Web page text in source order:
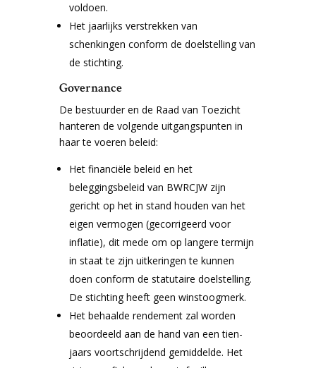
voldoen.
Het jaarlijks verstrekken van
schenkingen conform de doelstelling van
de stichting.
Governance
De bestuurder en de Raad van Toezicht
hanteren de volgende uitgangspunten in
haar te voeren beleid:
Het financiële beleid en het
beleggingsbeleid van BWRCJW zijn
gericht op het in stand houden van het
eigen vermogen (gecorrigeerd voor
inflatie), dit mede om op langere termijn
in staat te zijn uitkeringen te kunnen
doen conform de statutaire doelstelling.
De stichting heeft geen winstoogmerk.
Het behaalde rendement zal worden
beoordeeld aan de hand van een tien-
jaars voortschrijdend gemiddelde. Het